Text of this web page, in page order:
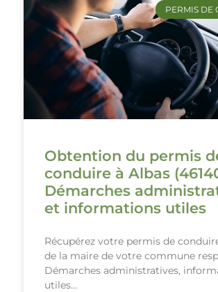
PERMIS DE
Obtention du permis
conduire à Albas
Démarches
et informations utiles
Récupérez votre permis de
de la maire de votre commune
Démarches administratives,
utiles…